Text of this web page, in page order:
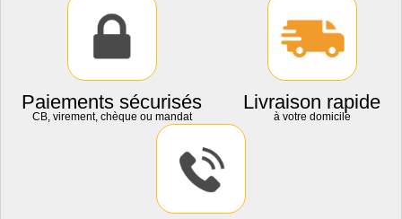
Paiements sécurisés
CB, virement, chèque ou mandat
Livraison rapide
à votre domicile